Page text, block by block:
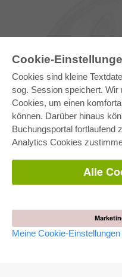
Cookie-
Cookies sind kleine
sog. Session speichert.
Cookies, um einen
können. Darüber hinaus
Buchungsportal fortlaufend
Analytics Cookies
Alle
Meine Cookie-
E-COLLECTION
Gesamtpaket
Fachbereichspakete
Bereitstellung von E-Books
Häufig gestellte Fragen (FAQ)
AGB